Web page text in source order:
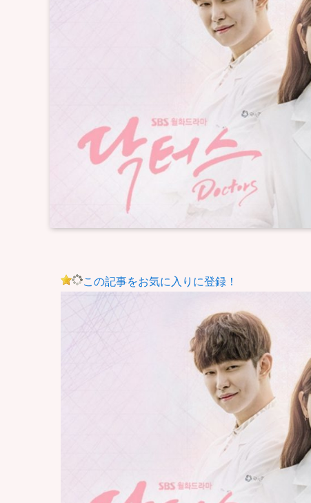
この記事をお気に入りに登録！